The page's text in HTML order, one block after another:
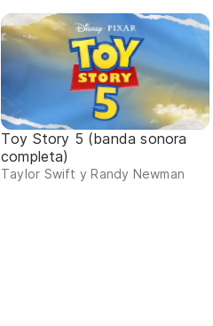
Toy Story 5 (banda sonora
completa)
Taylor Swift y Randy Newman